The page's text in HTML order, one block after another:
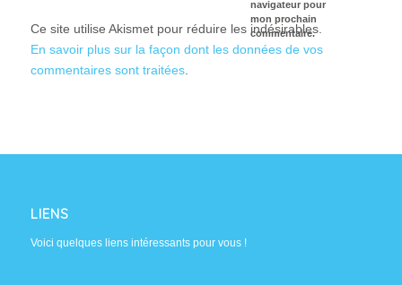
navigateur pour
mon prochain
commentaire.
Ce site utilise Akismet pour réduire les indésirables.
En savoir plus sur la façon dont les données de vos
commentaires sont traitées.
LIENS
Voici quelques liens intéressants pour vous !